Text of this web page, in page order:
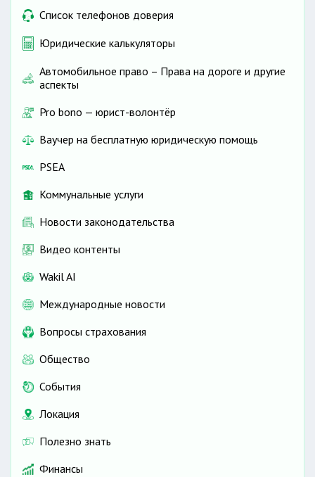
Список телефонов доверия
Юридические калькуляторы
Автомобильное право – Права на дороге и другие
аспекты
Pro bono — юрист-волонтёр
Ваучер на бесплатную юридическую помощь
PSEA
Коммунальные услуги
Новости законодательства
Видео контенты
Wakil AI
Международные новости
Вопросы страхования
Общество
События
Локация
Полезно знать
Финансы